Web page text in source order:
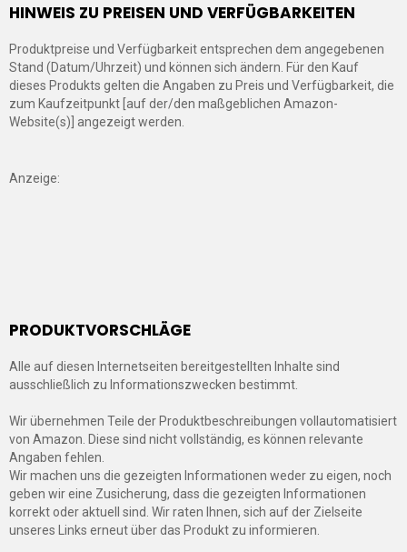
HINWEIS ZU PREISEN UND VERFÜGBARKEITEN
Produktpreise und Verfügbarkeit entsprechen dem angegebenen
Stand (Datum/Uhrzeit) und können sich ändern. Für den Kauf
dieses Produkts gelten die Angaben zu Preis und Verfügbarkeit, die
zum Kaufzeitpunkt [auf der/den maßgeblichen Amazon-
Website(s)] angezeigt werden.
Anzeige:
PRODUKTVORSCHLÄGE
Alle auf diesen Internetseiten bereitgestellten Inhalte sind
ausschließlich zu Informationszwecken bestimmt.
Wir übernehmen Teile der Produktbeschreibungen vollautomatisiert
von Amazon. Diese sind nicht vollständig, es können relevante
Angaben fehlen.
Wir machen uns die gezeigten Informationen weder zu eigen, noch
geben wir eine Zusicherung, dass die gezeigten Informationen
korrekt oder aktuell sind. Wir raten Ihnen, sich auf der Zielseite
unseres Links erneut über das Produkt zu informieren.